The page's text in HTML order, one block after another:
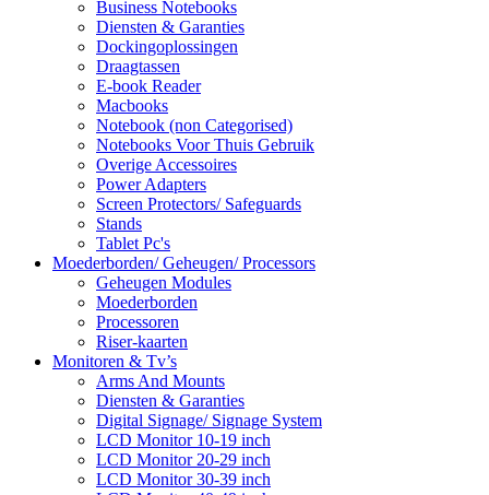
Business Notebooks
Diensten & Garanties
Dockingoplossingen
Draagtassen
E-book Reader
Macbooks
Notebook (non Categorised)
Notebooks Voor Thuis Gebruik
Overige Accessoires
Power Adapters
Screen Protectors/ Safeguards
Stands
Tablet Pc's
Moederborden/ Geheugen/ Processors
Geheugen Modules
Moederborden
Processoren
Riser-kaarten
Monitoren & Tv’s
Arms And Mounts
Diensten & Garanties
Digital Signage/ Signage System
LCD Monitor 10-19 inch
LCD Monitor 20-29 inch
LCD Monitor 30-39 inch